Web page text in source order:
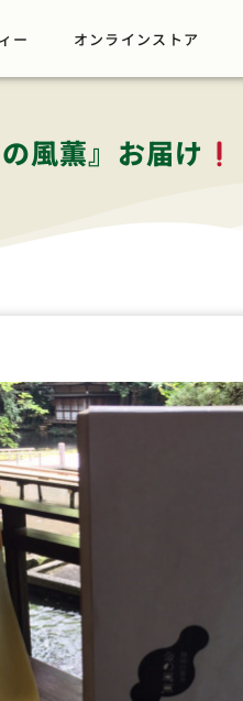
ー オンラインストア
風薫』お届け